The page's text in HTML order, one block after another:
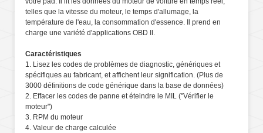
telles que la vitesse du moteur, le temps d'allumage, la
température de l'eau, la consommation d'essence. Il prend en
charge une variété d'applications OBD II.
Caractéristiques
1. Lisez les codes de problèmes de diagnostic, génériques et
spécifiques au fabricant, et affichent leur signification. (Plus de
3000 définitions de code générique dans la base de données)
2. Effacer les codes de panne et éteindre le MIL ("Vérifier le
moteur")
3. RPM du moteur
4. Valeur de charge calculée